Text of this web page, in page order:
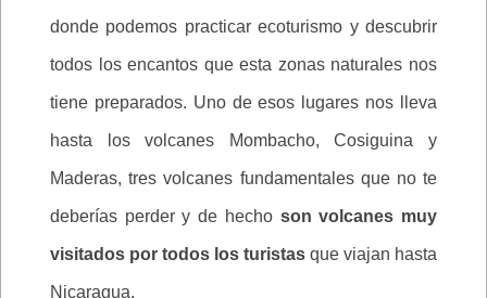
donde podemos practicar ecoturismo y descubrir
todos los encantos que esta zonas naturales nos
tiene preparados. Uno de esos lugares nos lleva
hasta los volcanes Mombacho, Cosiguina y
Maderas, tres volcanes fundamentales que no te
deberías perder y de hechoson volcanes muy
visitados por todos los turistas que viajan hasta
Nicaragua.